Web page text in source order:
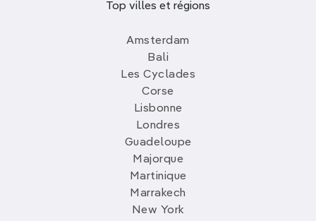
Top villes et régions
Amsterdam
Bali
Les Cyclades
Corse
Lisbonne
Londres
Guadeloupe
Majorque
Martinique
Marrakech
New York